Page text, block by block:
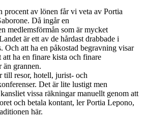
procent av lönen får vi veta av Portia
Då ingår en
medlemsförmån som är mycket
är ett av de hårdast drabbade i
att ha en påkostad begravning visar
att ha en finare kista och finare
än grannen.
till resor, hotell, jurist- och
Det är lite lustigt men
vissa räkningar manuellt genom att
och betala kontant, ler Portia Lepono,
här.